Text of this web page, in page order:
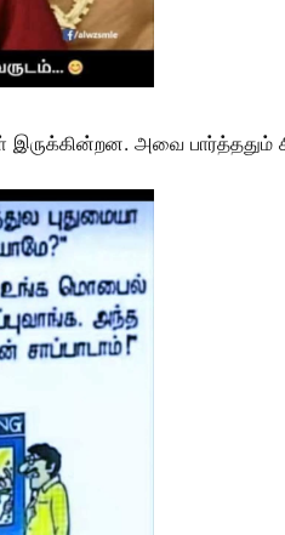
அவை பார்த்ததும்